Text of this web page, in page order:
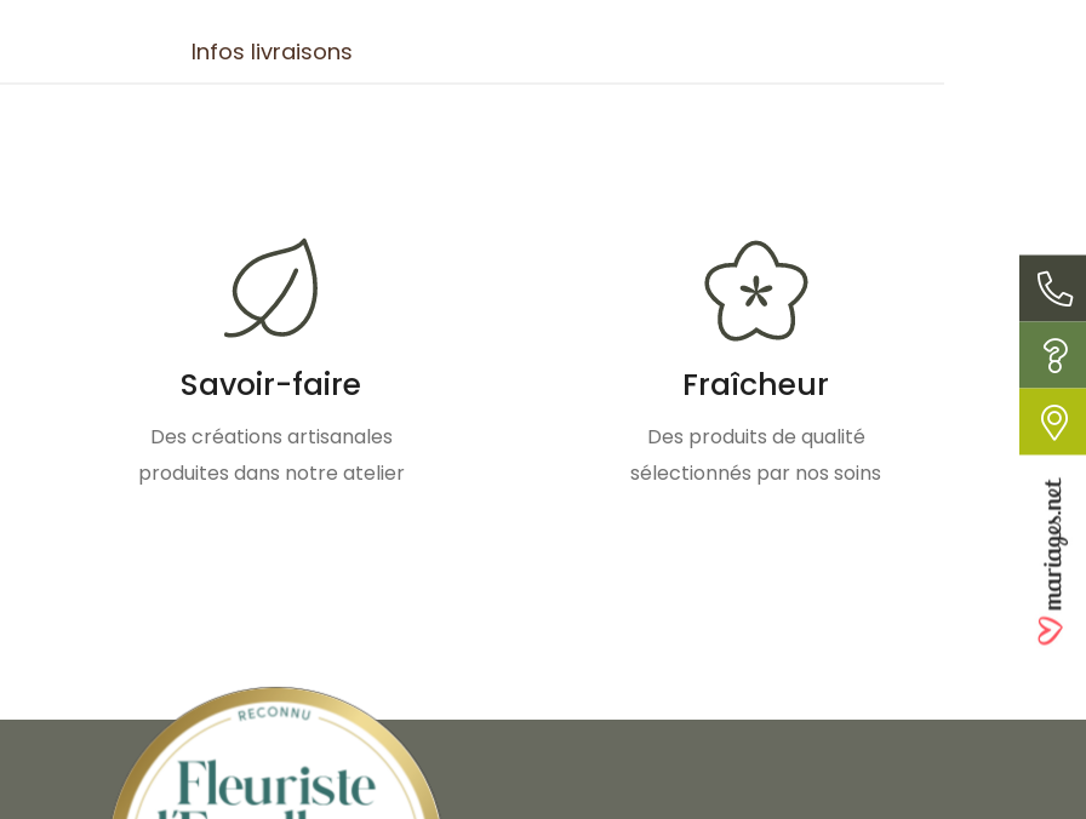
Infos livraisons
Savoir-faire
Des créations artisanales
produites dans notre atelier
Fraîcheur
Des produits de qualité
sélectionnés par nos soins